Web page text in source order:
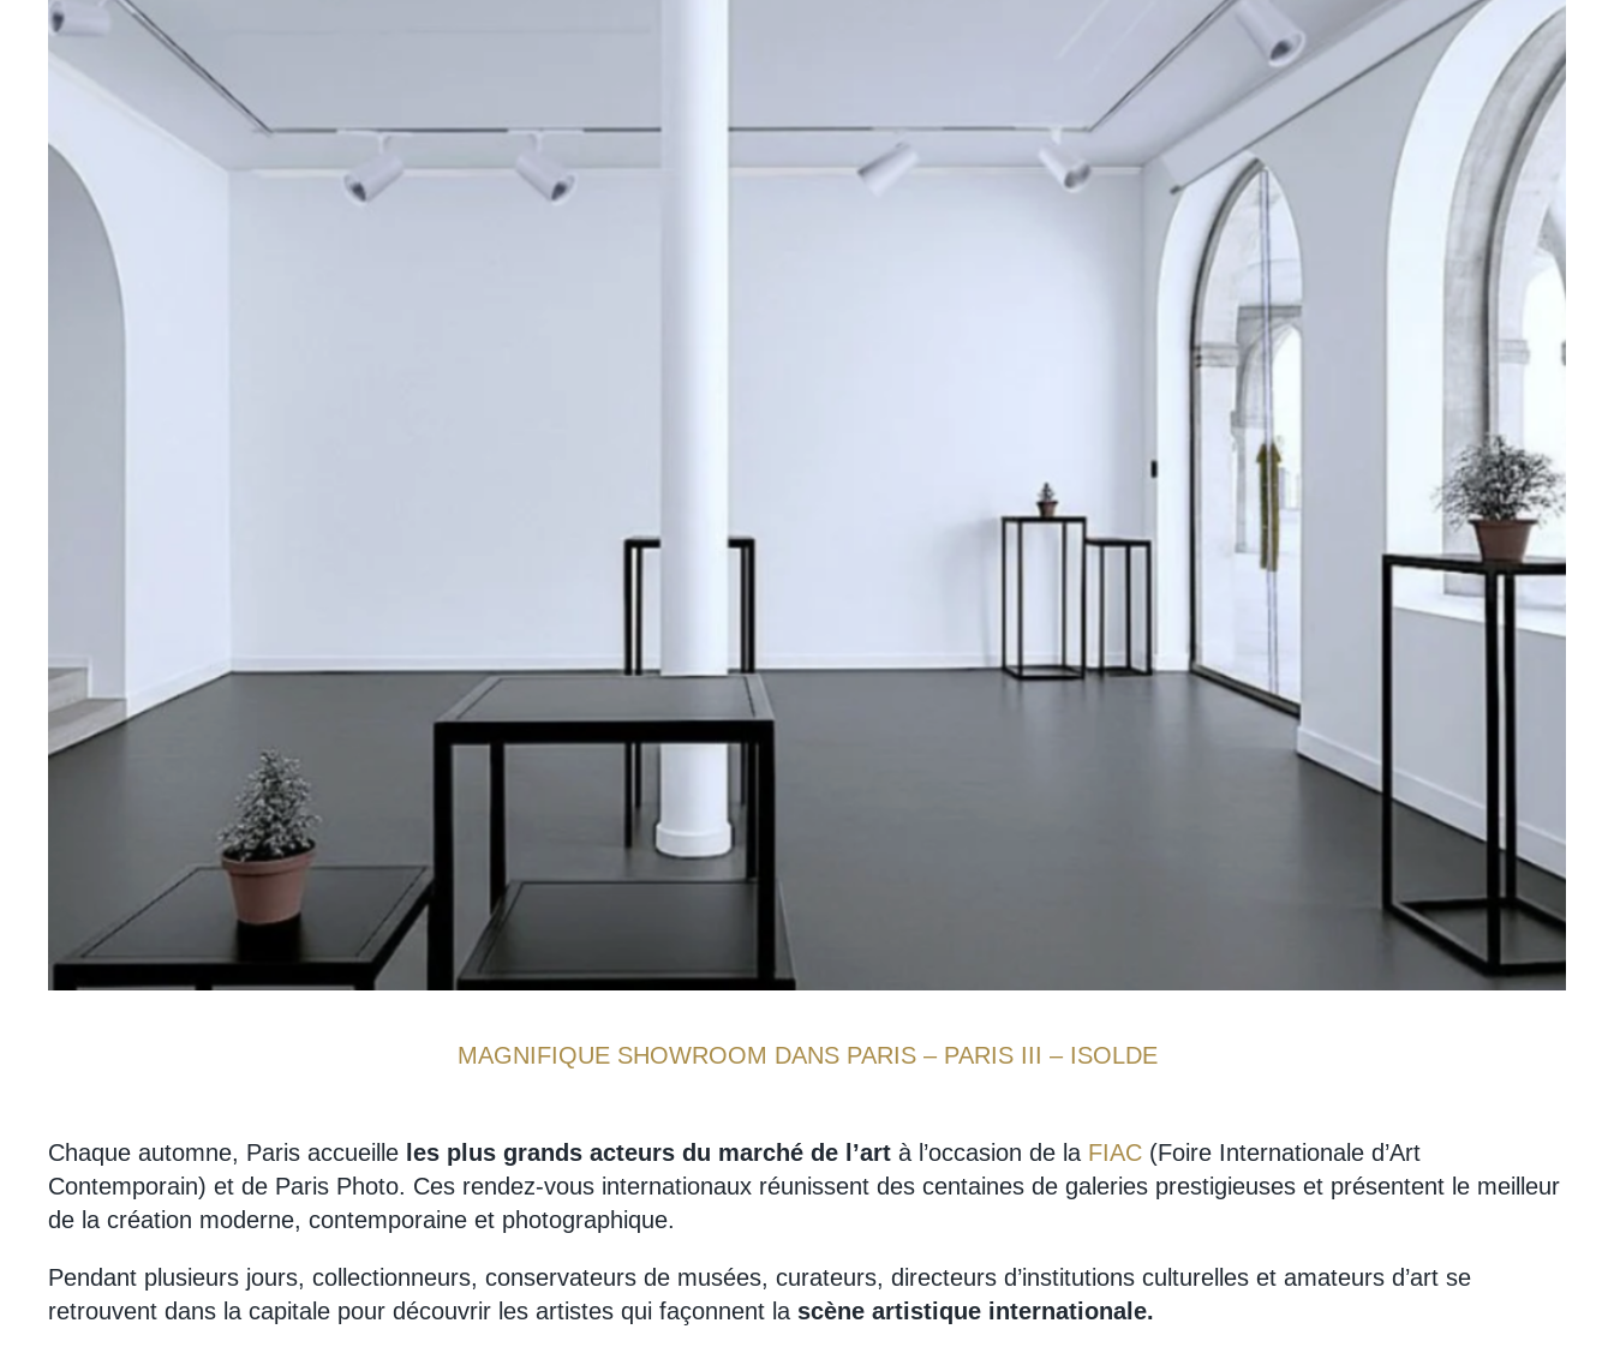
MAGNIFIQUE SHOWROOM DANS PARIS – PARIS III – ISOLDE
Chaque automne, Paris accueille les plus grands acteurs du marché de l’art à l’occasion de la FIAC (Foire Internationale d’Art
Contemporain) et de Paris Photo. Ces rendez-vous internationaux réunissent des centaines de galeries prestigieuses et présentent le meilleur
de la création moderne, contemporaine et photographique.
Pendant plusieurs jours, collectionneurs, conservateurs de musées, curateurs, directeurs d’institutions culturelles et amateurs d’art se
retrouvent dans la capitale pour découvrir les artistes qui façonnent la scène artistique internationale.